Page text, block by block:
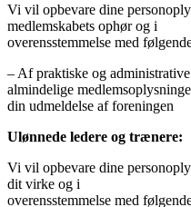
Vi vil opbevare dine
medlemskabets ophør og i
overensstemmelse med
– Af praktiske og
almindelige
din udmeldelse af foreningen
Ulønnede ledere og trænere:
Vi vil opbevare dine
dit virke og i
overensstemmelse med